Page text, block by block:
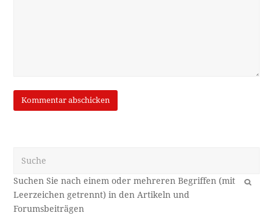
OK